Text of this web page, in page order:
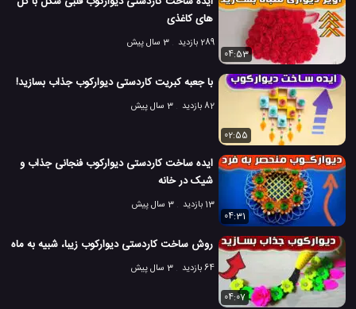
های کاغذی
289 بازدید
3 سال پیش
04:53
با جعبه کبریت کاردستی دیوارکوب جذاب بسازید!
82 بازدید 3 سال پیش
02:55
ایده ساخت کاردستی دیوارکوب فنجانی جذاب و
شیک در خانه
13 بازدید
3 سال پیش
04:31
روش ساخت کاردستی دیوارکوب زیبا، شبیه به ماه
64 بازدید 3 سال پیش
04:07